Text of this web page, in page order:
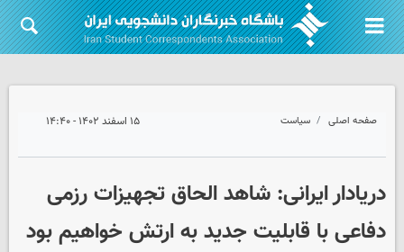
صفحه اصلی سیاست ۱۵ اسفند ۱۴۰۲ - ۱۴:۴۰
دریادار ایرانی: شاهد الحاق تجهیزات رزمی
دفاعی با قابلیت جدید به ارتش خواهیم بود